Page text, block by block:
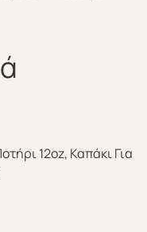
12oz, Καπάκι Για